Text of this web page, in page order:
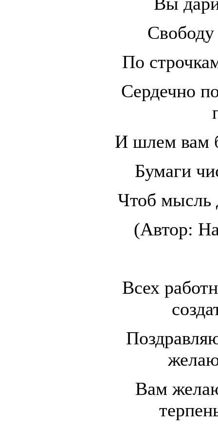
По
Сердечно
И шлем вам
Бумаги
Чтоб мысль
(Автор:
Всех
Вам